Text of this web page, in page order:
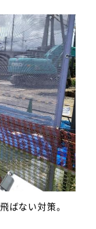
ばない対策。